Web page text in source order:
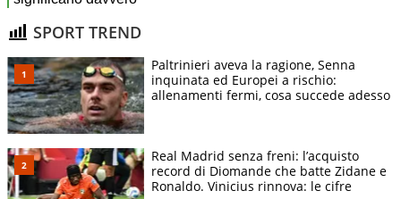
SPORT TREND
Paltrinieri aveva la ragione, Senna
inquinata ed Europei a rischio:
allenamenti fermi, cosa succede adesso
Real Madrid senza freni: l’acquisto
record di Diomande che batte Zidane e
Ronaldo. Vinicius rinnova: le cifre